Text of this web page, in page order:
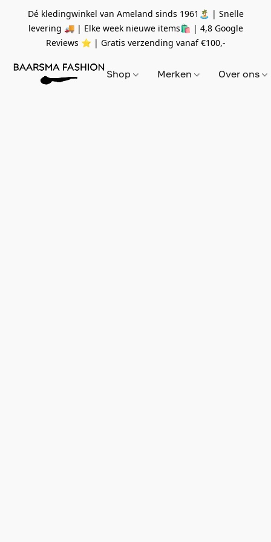
Dé kledingwinkel van Ameland sinds 1961🏝 | Snelle
levering 🚚 | Elke week nieuwe items🛍 | 4,8 Google
Reviews ⭐️ | Gratis verzending vanaf€100,-
Shop Merken Over ons